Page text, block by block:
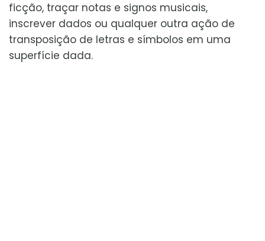
ficção, traçar notas e signos musicais,
inscrever dados ou qualquer outra ação de
transposição de letras e símbolos em uma
superfície dada.